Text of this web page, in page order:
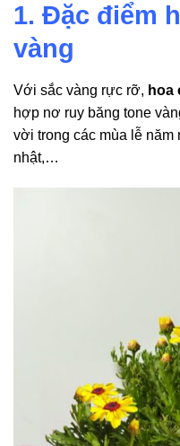
1. Đặc điểm
vàng
Với sắc vàng rực rỡ, hoa
hợp nơ ruy băng tone
vời trong các mùa lễ năm
nhật,…